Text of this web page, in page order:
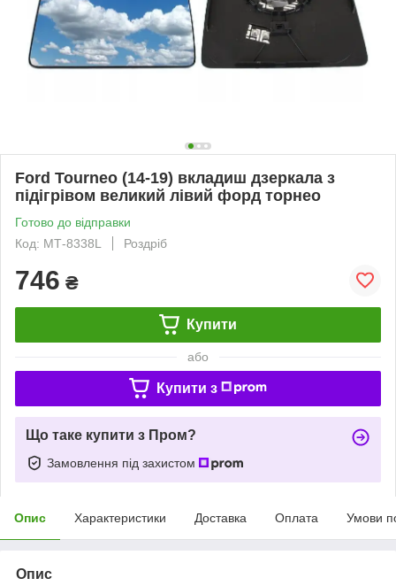
Ford Tourneo (14-19) вкладиш дзеркала з
підігрівом великий лівий форд торнео
Готово до відправки
Код: МТ-8338L
Роздріб
746 ₴
Купити
або
Купити з
Що таке купити з Пром?
Замовлення під захистом
Опис Характеристики Доставка Оплата Умови
Опис